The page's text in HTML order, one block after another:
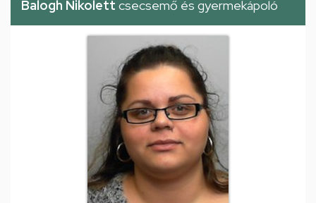
Balogh Nikolett csecsemő és gyermekápoló